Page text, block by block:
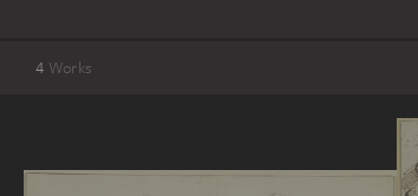
4 Works